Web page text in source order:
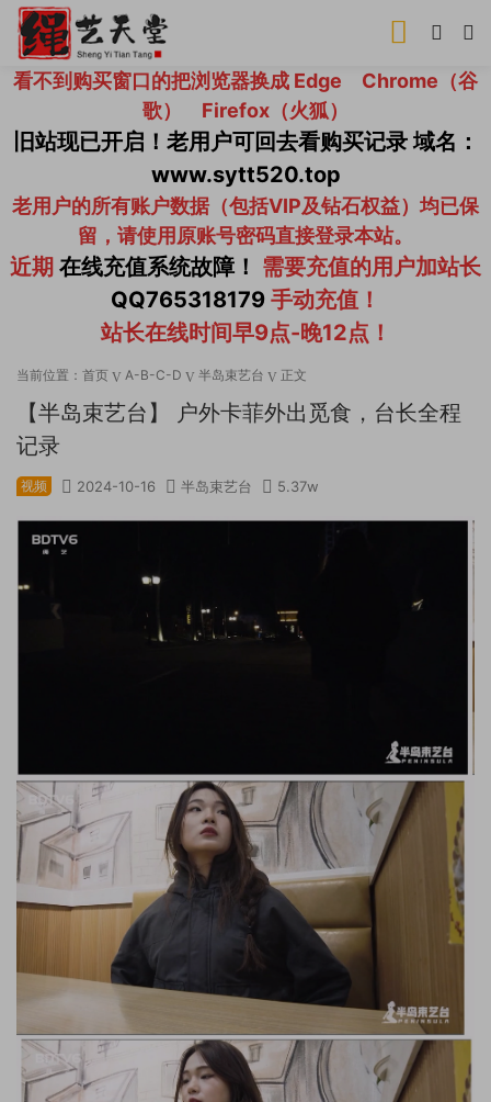
看不到购买窗口的把浏览器换成 Edge Chrome（谷
歌） Firefox（火狐）
旧站现已开启！老用户可回去看购买记录 域名：
www.sytt520.top
老用户的所有账户数据（包括VIP及钻石权益）均已保
留，请使用原账号密码直接登录本站。
近期 在线充值系统故障！ 需要充值的用户加站长
QQ765318179 手动充值！
站长在线时间早9点-晚12点！
当前位置： 首页 A-B-C-D 半岛束艺台 正文
【半岛束艺台】 户外卡菲外出觅食，台长全程
记录
视频 2024-10-16 半岛束艺台 5.37w